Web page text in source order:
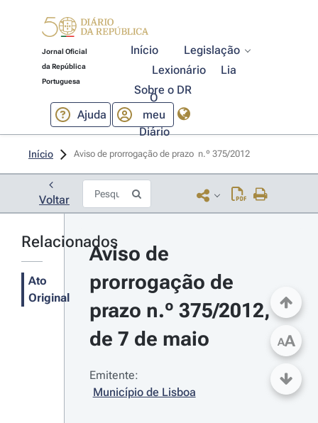
Jornal Oficial
da República
Portuguesa
Início
Legislação
Lexionário
Lia
Sobre o DR
Ajuda
O
meu
Diário
Início Aviso de prorrogação de prazo  n.º 375/2012
Voltar
Relacionados
Ato
Original
Aviso de
prorrogação de
prazo n.º 375/2012,
de 7 de maio
Emitente:
Município de Lisboa
AA